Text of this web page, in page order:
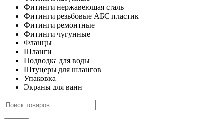
Фитинги нержавеющая сталь
Фитинги резьбовые АБС пластик
Фитинги ремонтные
Фитинги чугунные
Фланцы
Шланги
Подводка для воды
Штуцеры для шлангов
Упаковка
Экраны для ванн